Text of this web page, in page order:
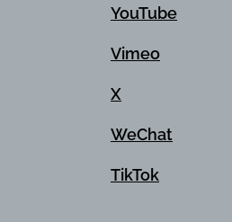
YouTube
Vimeo
X
WeChat
TikTok